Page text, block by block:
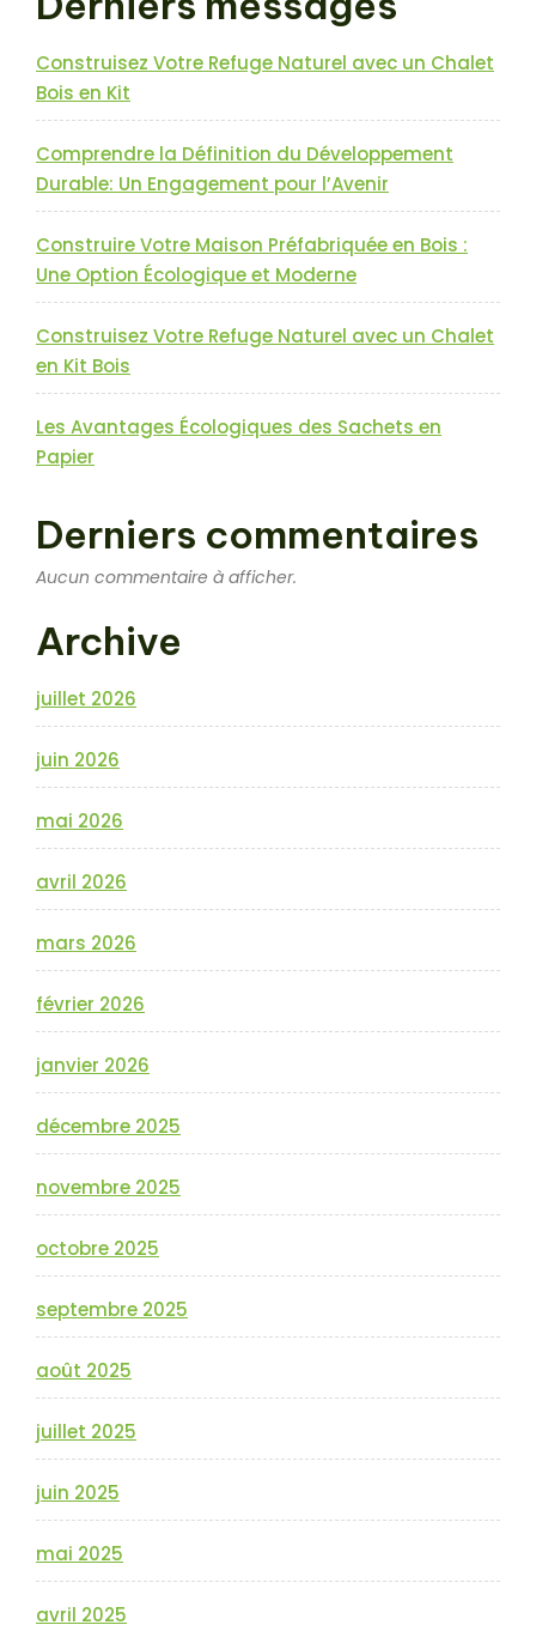
Construisez Votre Refuge Naturel avec un Chalet
Bois en Kit
Comprendre la Définition du Développement
Durable: Un Engagement pour l’Avenir
Construire Votre Maison Préfabriquée en Bois :
Une Option Écologique et Moderne
Construisez Votre Refuge Naturel avec un Chalet
en Kit Bois
Les Avantages Écologiques des Sachets en
Papier
Derniers commentaires
Aucun commentaire à afficher.
Archive
juillet 2026
juin 2026
mai 2026
avril 2026
mars 2026
février 2026
janvier 2026
décembre 2025
novembre 2025
octobre 2025
septembre 2025
août 2025
juillet 2025
juin 2025
mai 2025
avril 2025